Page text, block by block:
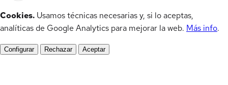
Cookies. Usamos técnicas necesarias y, si lo aceptas,
analíticas de Google Analytics para mejorar la web. Más info.
Configurar Rechazar Aceptar